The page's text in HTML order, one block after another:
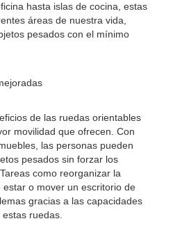
hasta islas de cocina, estas
áreas de nuestra vida,
pesados ​​con el mínimo
de las ruedas orientables
movilidad que ofrecen. Con
las personas pueden
pesados ​​sin forzar los
como reorganizar la
o mover un escritorio de
gracias a las capacidades
ruedas.